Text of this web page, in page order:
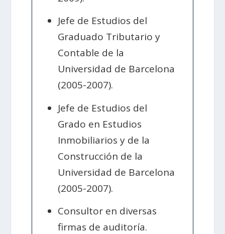
Jefe de Estudios del
Graduado Tributario y
Contable de la
Universidad de Barcelona
(2005-2007).
Jefe de Estudios del
Grado en Estudios
Inmobiliarios y de la
Construcción de la
Universidad de Barcelona
(2005-2007).
Consultor en diversas
firmas de auditoría.